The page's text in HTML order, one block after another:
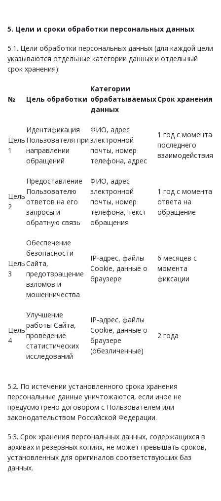
5. Цели и сроки обработки персональных данных
5.1. Цели обработки персональных данных (для каждой цели
указываются отдельные категории данных и отдельный
срок хранения):
№ Цель обработки
Категории
обрабатываемых
данных
Срок хранения
Цель
1
Идентификация
Пользователя при
направлении
обращений
ФИО, адрес
электронной
почты, номер
телефона, адрес
1 год с момента
последнего
взаимодействия
Цель
2
Предоставление
Пользователю
ответов на его
запросы и
обратную связь
ФИО, адрес
электронной
почты, номер
телефона, текст
обращения
1 год с момента
ответа на
обращение
Цель
3
Обеспечение
безопасности
Сайта,
предотвращение
взломов и
мошенничества
IP-адрес, файлы
Cookie, данные о
браузере
6 месяцев с
момента
фиксации
Цель
4
Улучшение
работы Сайта,
проведение
статистических
исследований
IP-адрес, файлы
Cookie, данные о
браузере
(обезличенные)
2 года
5.2. По истечении установленного срока хранения
персональные данные уничтожаются, если иное не
предусмотрено договором с Пользователем или
законодательством Российской Федерации.
5.3. Срок хранения персональных данных, содержащихся в
архивах и резервных копиях, не может превышать сроков,
установленных для оригиналов соответствующих баз
данных.